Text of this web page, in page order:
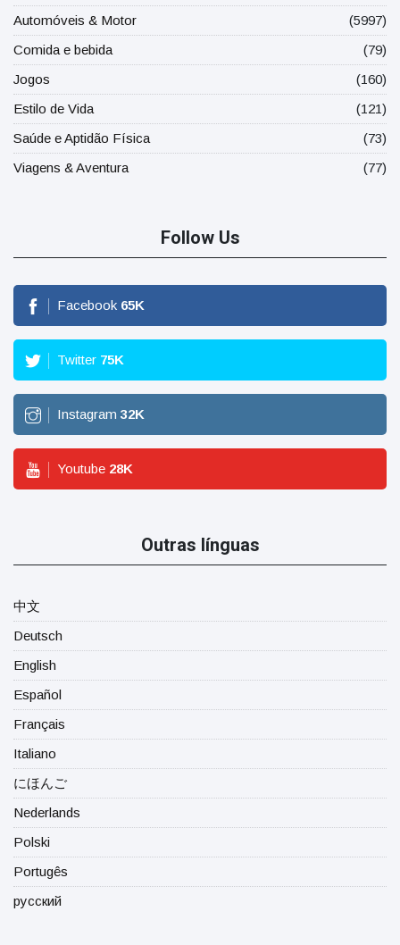
Automóveis & Motor
(5997)
Comida e bebida
(79)
Jogos
(160)
Estilo de Vida
(121)
Saúde e Aptidão Física
(73)
Viagens & Aventura
(77)
Follow Us
Facebook 65K
Twitter 75K
Instagram 32K
Youtube 28K
Outras línguas
中文
Deutsch
English
Español
Français
Italiano
にほんご
Nederlands
Polski
Portugês
русский